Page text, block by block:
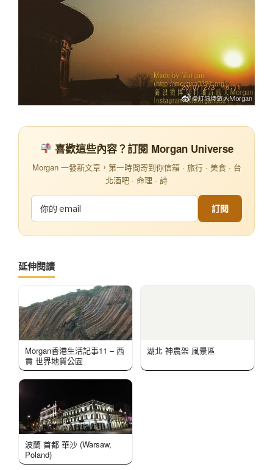
喜歡這些內容？訂閱 Morgan Universe
Morgan 一發新文章，第一時間寄到你信箱 · 旅行 · 美食 · 台
北酒吧 · 命理 · 詩
訂閱
延伸閱讀
Morgan香港生活記事11 – 西
貢 世界地質公園
湖北 神農架 風景區
波蘭 首都 華沙 (Warsaw,
Poland)